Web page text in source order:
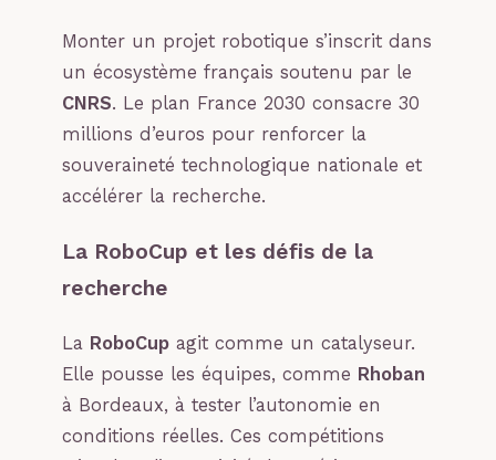
Monter un projet robotique s’inscrit dans
un écosystème français soutenu par le
CNRS. Le plan France 2030 consacre 30
millions d’euros pour renforcer la
souveraineté technologique nationale et
accélérer la recherche.
La RoboCup et les défis de la
recherche
La RoboCup agit comme un catalyseur.
Elle pousse les équipes, comme Rhoban
à Bordeaux, à tester l’autonomie en
conditions réelles. Ces compétitions